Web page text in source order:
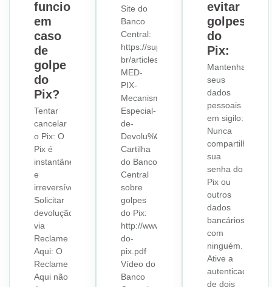
funciona
em
caso
de
golpe
do
Pix?
Tentar
cancelar
o Pix: O
Pix é
instantâneo
e
irreversível.
Solicitar
devolução
via
Reclame
Aqui: O
Reclame
Aqui não
Site do
Banco
Central:
https://
br/articles/11421353882388-
MED-
PIX-
Mecanismo-
Especial-
de-
Devolu%C3%A7%C3%A3o
Cartilha
do Banco
Central
sobre
golpes
do Pix:
http://
do-
pix.pdf
Vídeo do
Banco
evitar
golpes
do
Pix:
Mantenha
seus
dados
pessoais
em sigilo:
Nunca
compartilhe
sua
senha do
Pix ou
outros
dados
bancários
com
ninguém.
Ative a
autenticação
de dois